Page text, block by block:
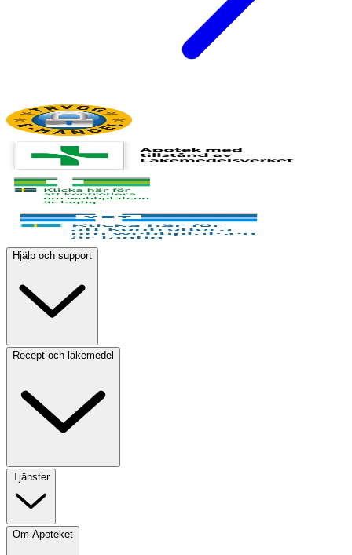
Hjälp och support
Recept och läkemedel
Tjänster
Om Apoteket